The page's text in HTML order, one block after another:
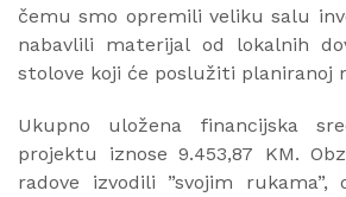
čemu smo opremili veliku salu
nabavlili materijal od lokalnih
stolove koji će poslužiti planiranoj
Ukupno uložena financijska
projektu iznose 9.453,87 KM.
radove izvodili ”svojim rukama”,